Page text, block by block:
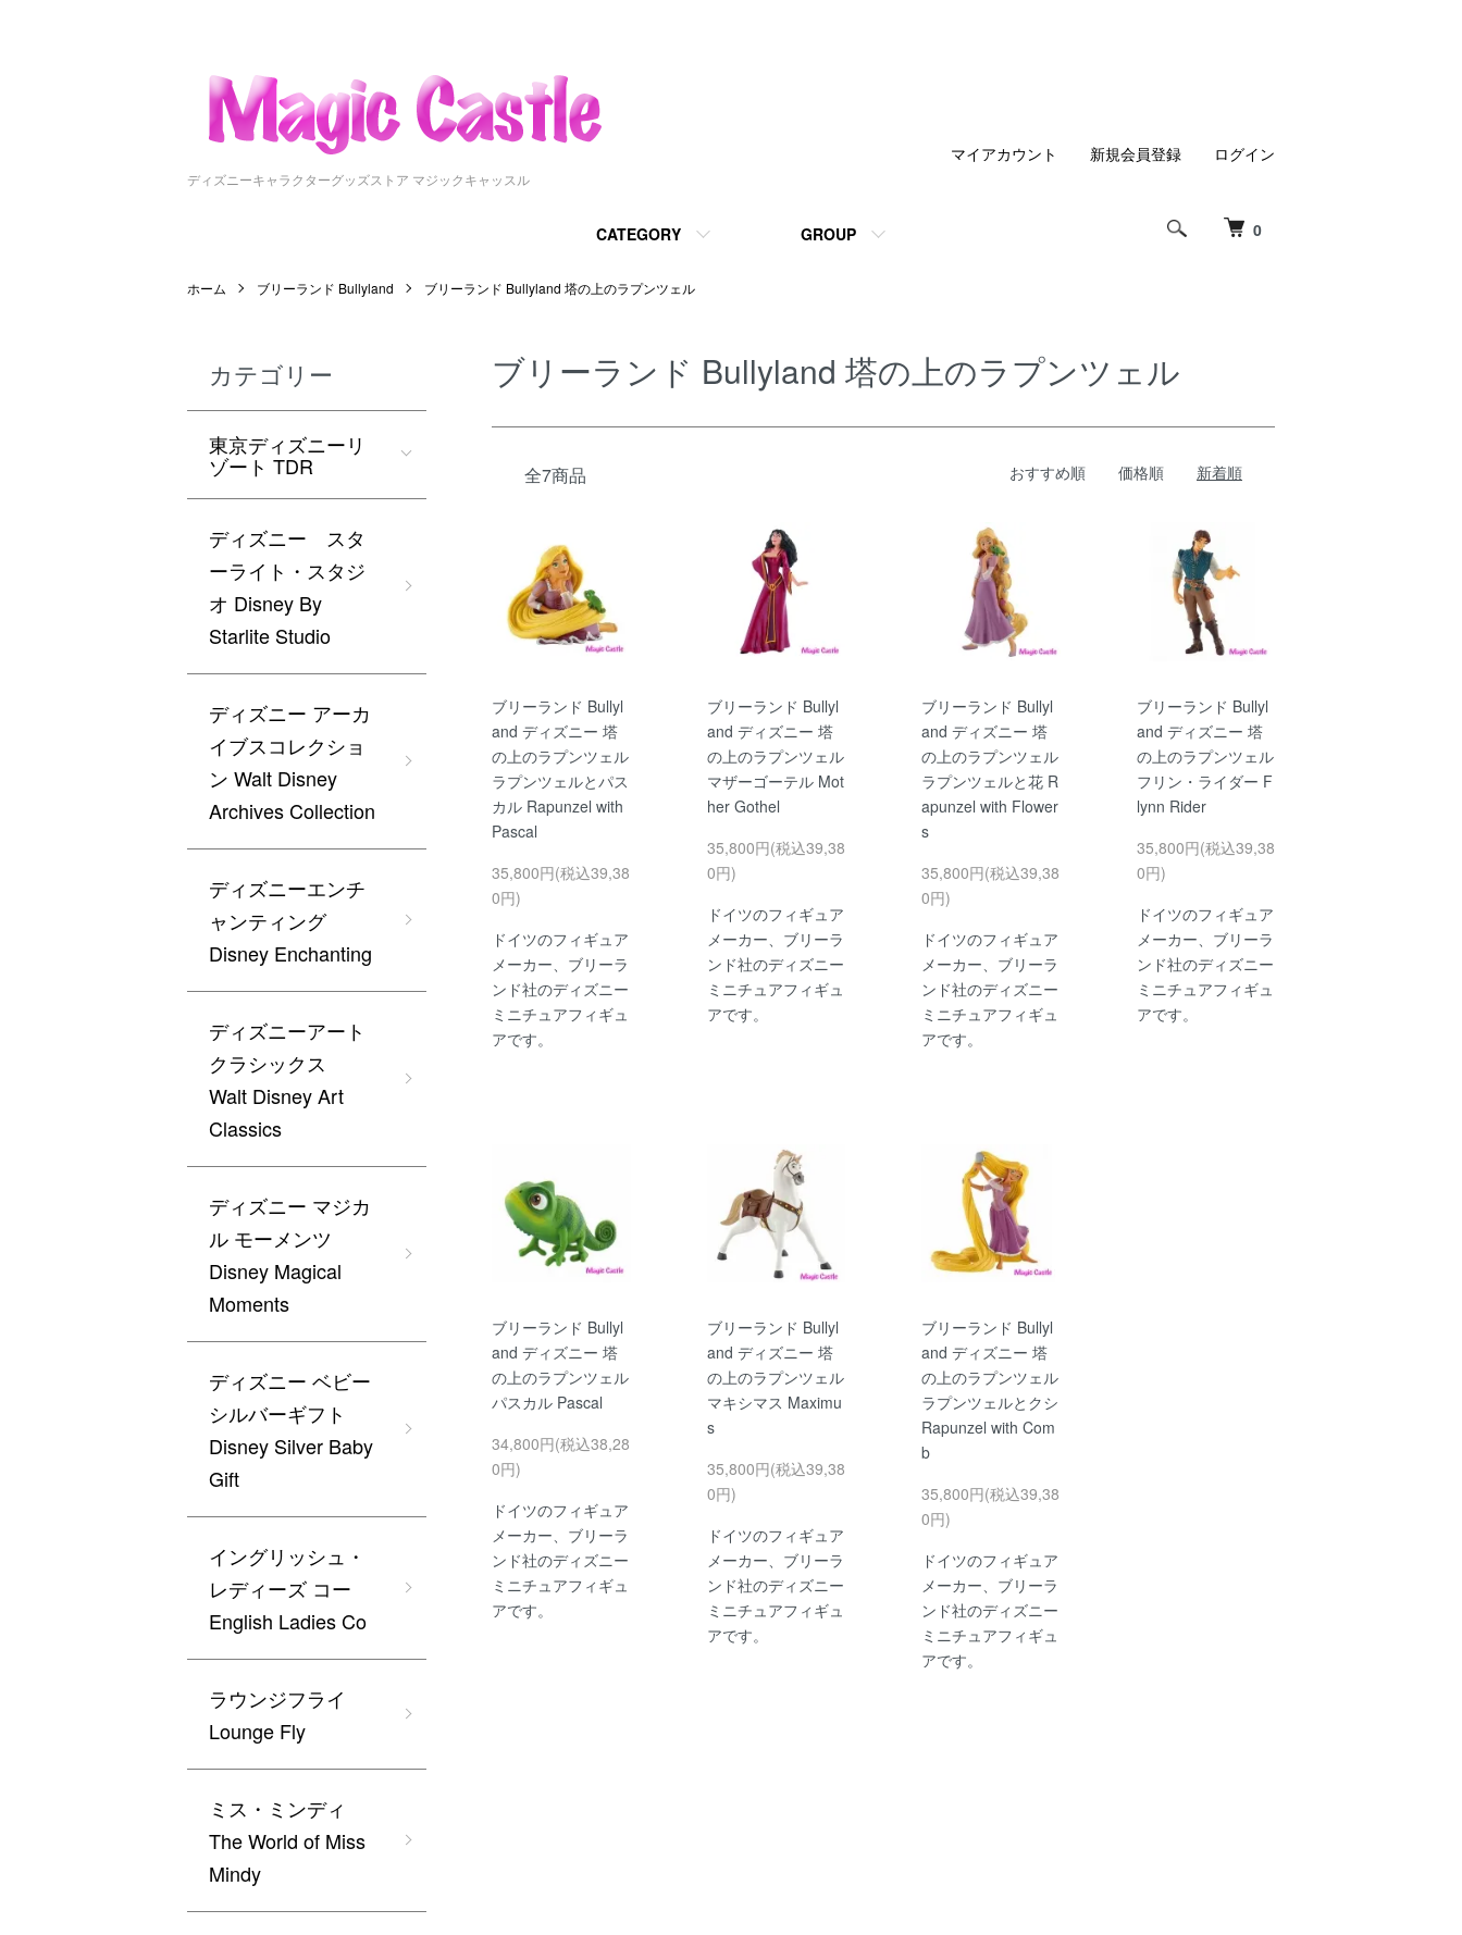
ディズニーキャラクターグッズストア マジックキャッスル
0
CATEGORY GROUP
マイアカウント 新規会員登録 ログイン
ホーム ブリーランド Bullyland ブリーランド Bullyland 塔の上のラプンツェル
ブリーランド Bullyland 塔の上のラプンツェル
全7商品 おすすめ順 価格順 新着順
ブリーランド Bullyl
and ディズニー 塔
の上のラプンツェル
ラプンツェルとパス
カル Rapunzel with
Pascal
35,800円(税込39,38
0円)
ドイツのフィギュア
メーカー、ブリーラ
ンド社のディズニー
ミニチュアフィギュ
アです。
ブリーランド Bullyl
and ディズニー 塔
の上のラプンツェル
マザーゴーテル Mot
her Gothel
35,800円(税込39,38
0円)
ドイツのフィギュア
メーカー、ブリーラ
ンド社のディズニー
ミニチュアフィギュ
アです。
ブリーランド Bullyl
and ディズニー 塔
の上のラプンツェル
ラプンツェルと花 R
apunzel with Flower
s
35,800円(税込39,38
0円)
ドイツのフィギュア
メーカー、ブリーラ
ンド社のディズニー
ミニチュアフィギュ
アです。
ブリーランド Bullyl
and ディズニー 塔
の上のラプンツェル
フリン・ライダー F
lynn Rider
35,800円(税込39,38
0円)
ドイツのフィギュア
メーカー、ブリーラ
ンド社のディズニー
ミニチュアフィギュ
アです。
ブリーランド Bullyl
and ディズニー 塔
の上のラプンツェル
パスカル Pascal
34,800円(税込38,28
0円)
ドイツのフィギュア
メーカー、ブリーラ
ンド社のディズニー
ミニチュアフィギュ
アです。
ブリーランド Bullyl
and ディズニー 塔
の上のラプンツェル
マキシマス Maximu
s
35,800円(税込39,38
0円)
ドイツのフィギュア
メーカー、ブリーラ
ンド社のディズニー
ミニチュアフィギュ
アです。
ブリーランド Bullyl
and ディズニー 塔
の上のラプンツェル
ラプンツェルとクシ
Rapunzel with Com
b
35,800円(税込39,38
0円)
ドイツのフィギュア
メーカー、ブリーラ
ンド社のディズニー
ミニチュアフィギュ
アです。
カテゴリー
東京ディズニーリ
ゾート TDR
ディズニー スタ
ーライト・スタジ
オ Disney By
Starlite Studio
ディズニー アーカ
イブスコレクショ
ン Walt Disney
Archives Collection
ディズニーエンチ
ャンティング
Disney Enchanting
ディズニーアート
クラシックス
Walt Disney Art
Classics
ディズニー マジカ
ル モーメンツ
Disney Magical
Moments
ディズニー ベビー
シルバーギフト
Disney Silver Baby
Gift
イングリッシュ・
レディーズ コー
English Ladies Co
ラウンジフライ
Lounge Fly
ミス・ミンディ
The World of Miss
Mindy